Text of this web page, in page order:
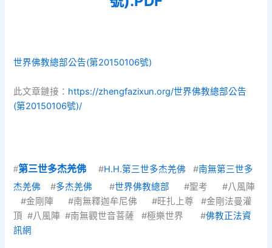
世界佛教總部公告(第20150106號)
此文章鏈接： https://zhengfazixun.org/世界佛教總部公告
(第20150106號)/
#第三世多杰羌佛 #H.H.第三世多杰羌佛 #南無第三世多
杰羌佛 #多杰羌佛 #世界佛教總部 #聖考 #八風陣
#金剛陣 #南無釋迦牟尼佛 #旺扎上尊 #金剛法曼灌
頂 #八風陣 #南無觀世音菩薩 #極樂世界 #佛教正法資
訊網